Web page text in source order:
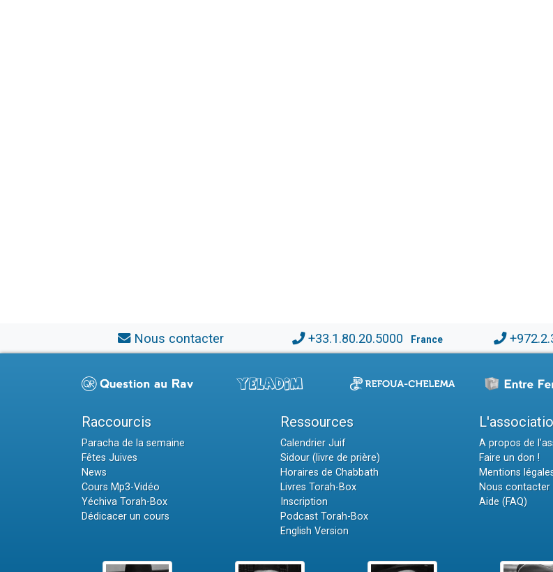
Nous contacter +33.1.80.20.5000 France
Raccourcis
Paracha de la semaine
Fêtes Juives
News
Cours Mp3-Vidéo
Yéchiva Torah-Box
Dédicacer un cours
Ressources
Calendrier Juif
Sidour (livre de prière)
Horaires de Chabbath
Livres Torah-Box
Inscription
Podcast Torah-Box
English Version
A propos de
Faire un don !
Mentions
Nous contacter
Aide (FAQ)